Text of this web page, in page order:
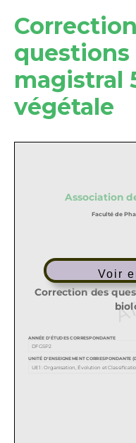
questions
magistral
végétale
Voir